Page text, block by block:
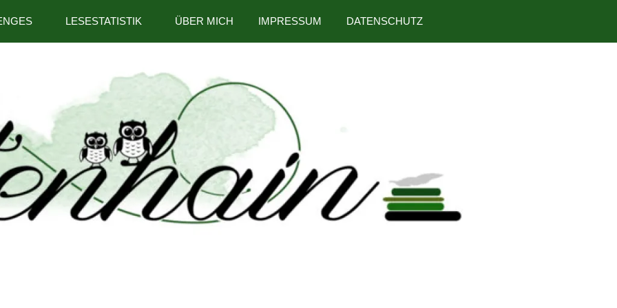
LESESTATISTIK ÜBER MICH IMPRESSUM DATENSCHUTZ